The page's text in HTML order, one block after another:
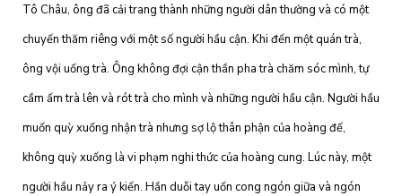
Tô Châu, ông đã cải trang thành những người dân thường và có một
chuyến thăm riêng với một số người hầu cận. Khi đến một quán trà,
ông vội uống trà. Ông không đợi cận thần pha trà chăm sóc mình, tự
cầm ấm trà lên và rót trà cho mình và những người hầu cận. Người hầu
muốn quỳ xuống nhận trà nhưng sợ lộ thân phận của hoàng đế,
không quỳ xuống là vi phạm nghi thức của hoàng cung. Lúc này, một
người hầu nảy ra ý kiến. Hắn duỗi tay uốn cong ngón giữa và ngón